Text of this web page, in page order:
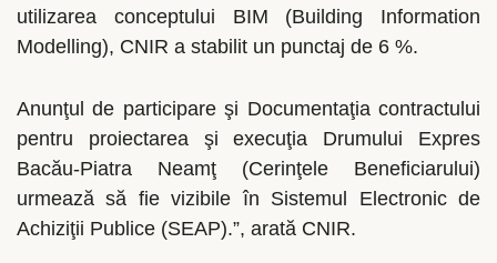
utilizarea conceptului BIM (Building Information
Modelling), CNIR a stabilit un punctaj de 6 %.
Anunţul de participare şi Documentaţia contractului
pentru proiectarea şi execuţia Drumului Expres
Bacău-Piatra Neamţ (Cerinţele Beneficiarului)
urmează să fie vizibile în Sistemul Electronic de
Achiziţii Publice (SEAP).”, arată CNIR.